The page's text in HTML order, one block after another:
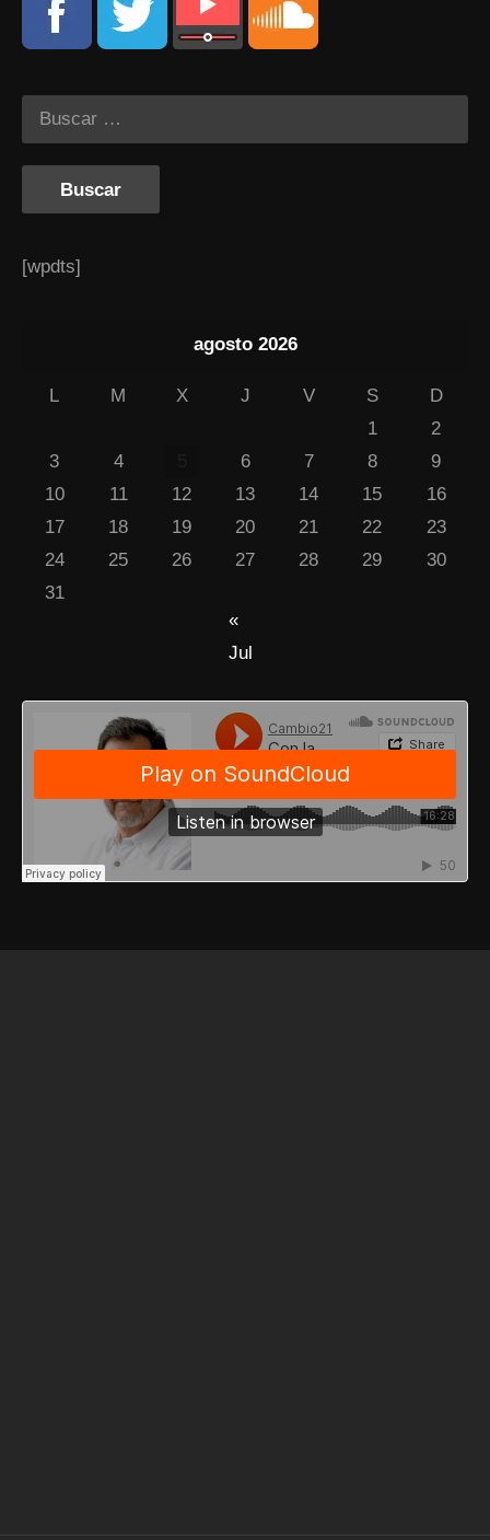
[wpdts]
agosto 2026
L M X J V S
D
1
2
3
4 6 7 8
9
10
11 12 13 14 15
16
17
18 19 20 21 22
23
24
25 26 27 28 29
30
31
«
Jul